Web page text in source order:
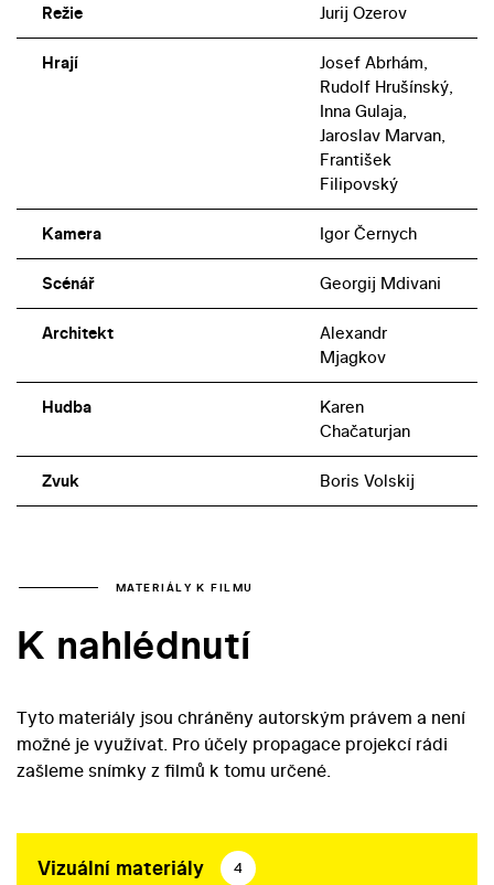
Režie Jurij Ozerov
Hrají
Josef Abrhám,
Rudolf Hrušínský,
Inna Gulaja,
Jaroslav Marvan,
František
Filipovský
Kamera Igor Černych
Scénář Georgij Mdivani
Architekt
Alexandr
Mjagkov
Hudba
Karen
Chačaturjan
Zvuk Boris Volskij
MATERIÁLY K FILMU
K nahlédnutí
Tyto materiály jsou chráněny autorským právem a není
možné je využívat. Pro účely propagace projekcí rádi
zašleme snímky z filmů k tomu určené.
Vizuální materiály 4